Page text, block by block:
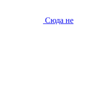
Сюда не